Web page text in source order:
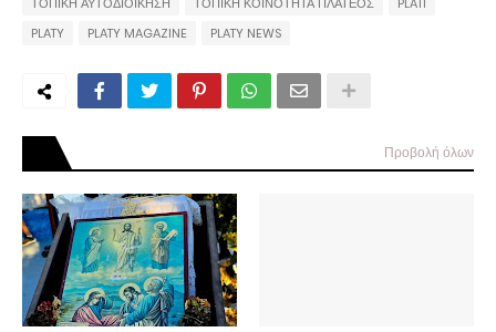
PLATY
PLATY MAGAZINE PLATY NEWS
Προβολή όλων